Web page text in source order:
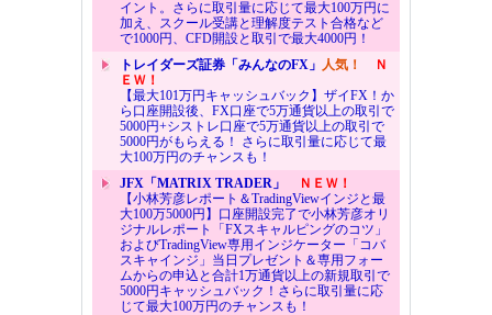
イント。さらに取引量に応じて最大100万円に
加え、スクール受講と理解度テスト合格など
で1000円、CFD開設と取引で最大4000円！
トレイダーズ証券「みんなのFX」 人気！
Ｎ
ＥＷ！
【最大101万円キャッシュバック】ザイFX！か
ら口座開設後、FX口座で5万通貨以上の取引で
5000円+シストレ口座で5万通貨以上の取引で
5000円がもらえる！ さらに取引量に応じて最
大100万円のチャンスも！
JFX「MATRIX TRADER」
ＮＥＷ！
【小林芳彦レポート＆TradingViewインジと最
大100万5000円】口座開設完了で小林芳彦オリ
ジナルレポート「FXスキャルピングのコツ」
およびTradingView専用インジケーター「コバ
スキャインジ」当日プレゼント＆専用フォー
ムからの申込と合計1万通貨以上の新規取引で
5000円キャッシュバック！さらに取引量に応
じて最大100万円のチャンスも！